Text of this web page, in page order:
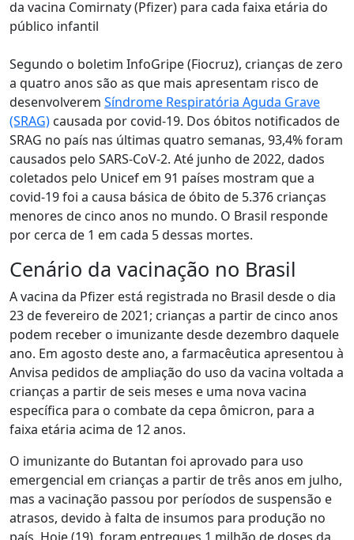
da vacina Comirnaty (Pfizer) para cada faixa etária do
público infantil
Segundo o boletim InfoGripe (Fiocruz), crianças de zero
a quatro anos são as que mais apresentam risco de
desenvolverem Síndrome Respiratória Aguda Grave
(SRAG) causada por covid-19. Dos óbitos notificados de
SRAG no país nas últimas quatro semanas, 93,4% foram
causados pelo SARS-CoV-2. Até junho de 2022, dados
coletados pelo Unicef em 91 países mostram quea
covid-19 foi a causa básica de óbito de 5.376 crianças
menores de cinco anos no mundo. O Brasil responde
por cerca de 1 em cada 5 dessas mortes.
Cenário da vacinação no Brasil
A vacina da Pfizer está registrada no Brasil desde o dia
23 de fevereiro de 2021; crianças a partir de cinco anos
podem receber o imunizante desde dezembro daquele
ano. Em agosto deste ano, a farmacêutica apresentou à
Anvisa pedidos de ampliação do uso da vacina voltada a
crianças a partir de seis meses e uma nova vacina
específica para o combate da cepa ômicron, para a
faixa etária acima de 12 anos.
O imunizante do Butantan foi aprovado para uso
emergencial em crianças a partir de três anos em julho,
mas a vacinação passou por períodos de suspensão e
atrasos, devido à falta de insumos para produção no